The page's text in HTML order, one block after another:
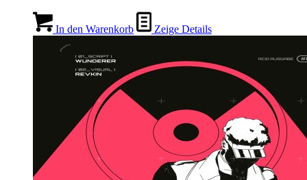
In den Warenkorb Zeige Details